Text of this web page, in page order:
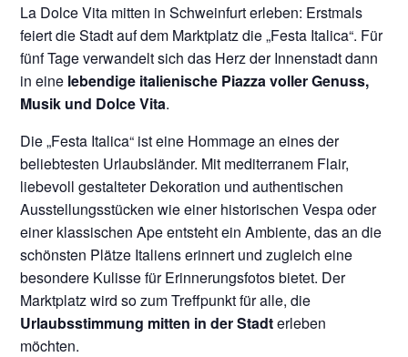
La Dolce Vita mitten in Schweinfurt erleben: Erstmals
feiert die Stadt auf dem Marktplatz die „Festa Italica“. Für
fünf Tage verwandelt sich das Herz der Innenstadt dann
in eine lebendige italienische Piazza voller Genuss,
Musik und Dolce Vita.
Die „Festa Italica“ ist eine Hommage an eines der
beliebtesten Urlaubsländer. Mit mediterranem Flair,
liebevoll gestalteter Dekoration und authentischen
Ausstellungsstücken wie einer historischen Vespa oder
einer klassischen Ape entsteht ein Ambiente, das an die
schönsten Plätze Italiens erinnert und zugleich eine
besondere Kulisse für Erinnerungsfotos bietet. Der
Marktplatz wird so zum Treffpunkt für alle, die
Urlaubsstimmung mitten in der Stadterleben
möchten.